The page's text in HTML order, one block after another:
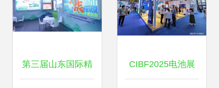
第三届山东国际精 CIBF2025电池展